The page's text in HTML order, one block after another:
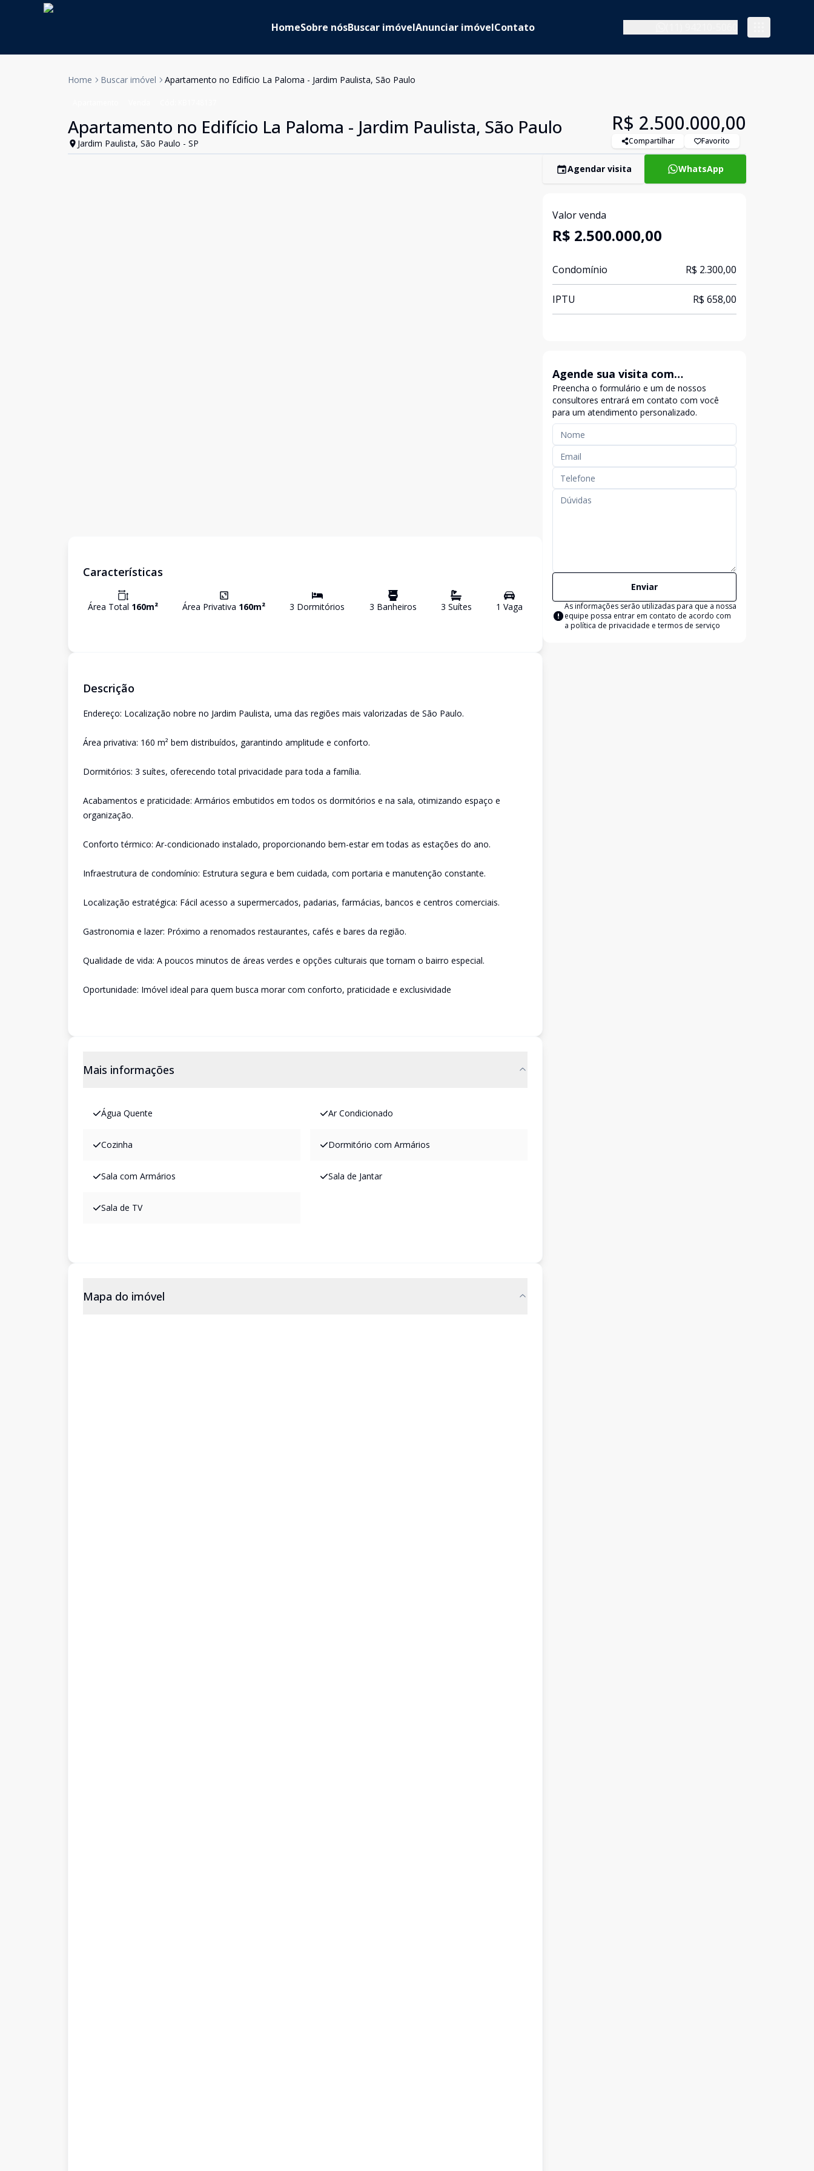
HomeSobre nósBuscar imóvelAnunciar imóvelContato
Home Buscar imóvel Apartamento no Edifício La Paloma - Jardim Paulista, São Paulo
Apartamento no Edifício La Paloma - Jardim Paulista, São Paulo
Jardim Paulista, São Paulo - SP
R$ 2.500.000,00
Compartilhar Favorito
Características
Área Total 160m² Área Privativa 160m² 3 Dormitórios 3 Banheiros 3 Suítes 1 Vaga
Descrição
Endereço: Localização nobre no Jardim Paulista, uma das regiões mais valorizadas de São Paulo.
Área privativa: 160 m² bem distribuídos, garantindo amplitude e conforto.
Dormitórios: 3 suítes, oferecendo total privacidade para toda a família.
Acabamentos e praticidade: Armários embutidos em todos os dormitórios e na sala, otimizando espaço e
organização.
Conforto térmico: Ar-condicionado instalado, proporcionando bem-estar em todas as estações do ano.
Infraestrutura de condomínio: Estrutura segura e bem cuidada, com portaria e manutenção constante.
Localização estratégica: Fácil acesso a supermercados, padarias, farmácias, bancos e centros comerciais.
Gastronomia e lazer: Próximo a renomados restaurantes, cafés e bares da região.
Qualidade de vida: A poucos minutos de áreas verdes e opções culturais que tornam o bairro especial.
Oportunidade: Imóvel ideal para quem busca morar com conforto, praticidade e exclusividade
Mais informações
Água Quente Ar Condicionado
Cozinha Dormitório com Armários
Sala com Armários Sala de Jantar
Sala de TV
Mapa do imóvel
Agendar visita WhatsApp
Valor venda
R$ 2.500.000,00
Condomínio R$ 2.300,00
IPTU R$ 658,00
Agende sua visita com
exclusividade
Preencha o formulário e um de nossos
consultores entrará em contato com você
para um atendimento personalizado.
Enviar
As informações serão utilizadas para que a nossa
equipe possa entrar em contato de acordo com
a política de privacidade e termos de serviço